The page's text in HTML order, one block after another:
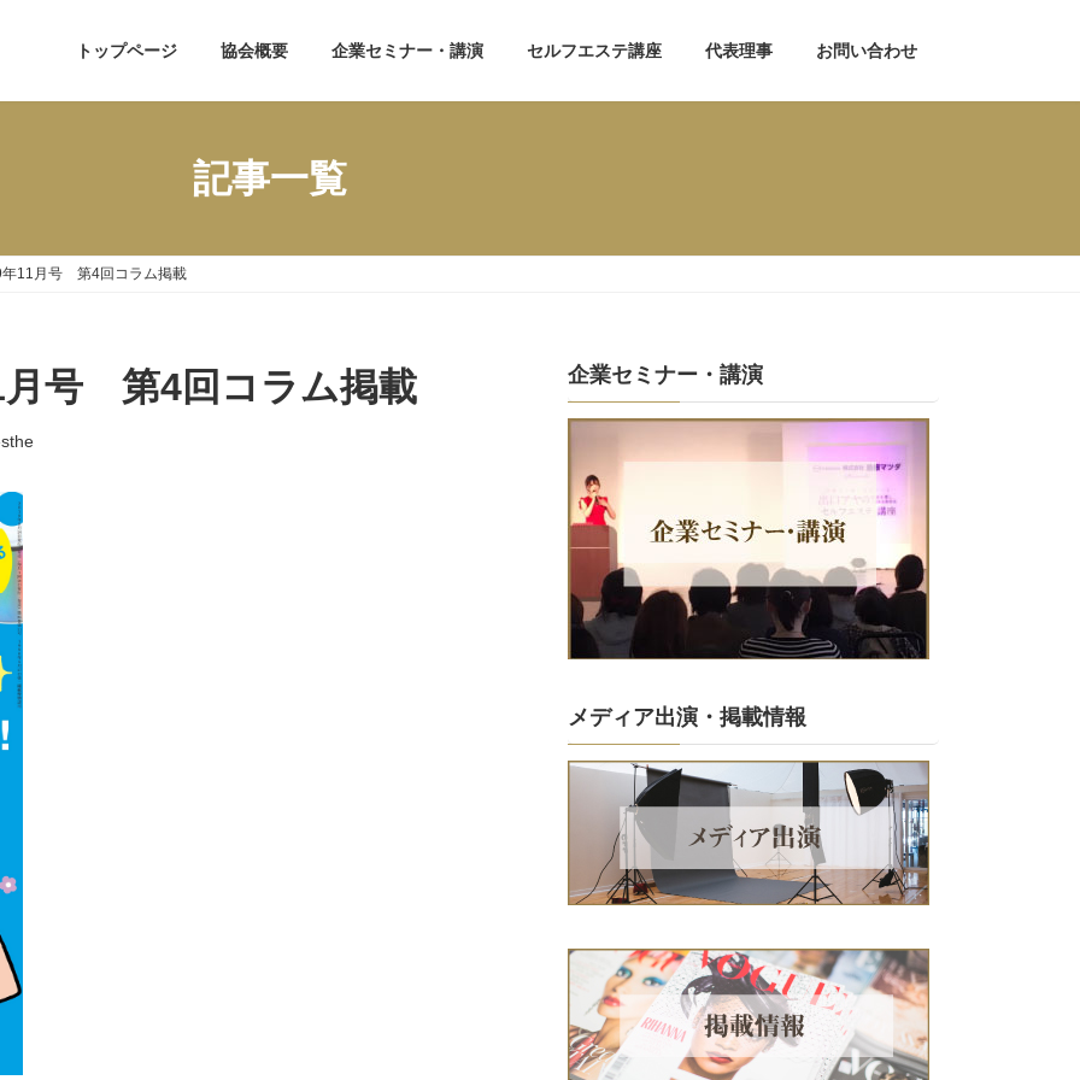
トップページ 協会概要 企業セミナー・講演 セルフエステ講座 代表理事 お問い合わせ
記事一覧
年11月号 第4回コラム掲載
月号 第4回コラム掲載 企業セミナー・講演
メディア出演・掲載情報